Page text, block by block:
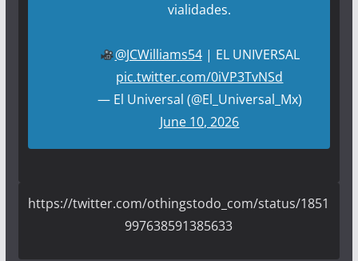
vialidades.
@JCWilliams54| EL UNIVERSAL
pic.twitter.com/0iVP3TvNSd
— El Universal (@El_Universal_Mx)
June 10, 2026
https://twitter.com/othingstodo_com/status/1851
997638591385633